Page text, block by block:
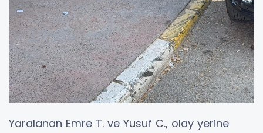
Yaralanan Emre T. ve Yusuf C., olay yerine